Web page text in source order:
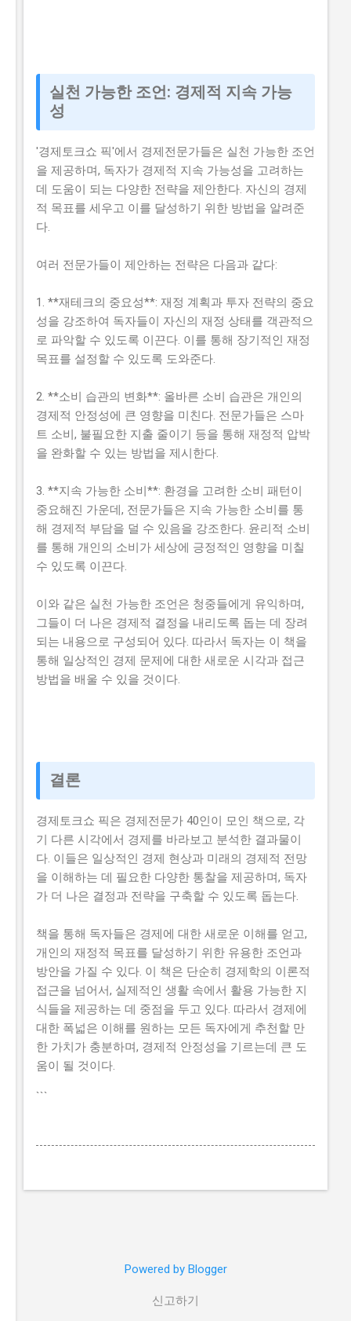
실천 가능한 조언: 경제적 지속 가능
성
'경제토크쇼 픽'에서 경제전문가들은 실천 가능한 조언
을 제공하며, 독자가 경제적 지속 가능성을 고려하는
데 도움이 되는 다양한 전략을 제안한다. 자신의 경제
적 목표를 세우고 이를 달성하기 위한 방법을 알려준
다.
여러 전문가들이 제안하는 전략은 다음과 같다:
1. **재테크의 중요성**: 재정 계획과 투자 전략의 중요
성을 강조하여 독자들이 자신의 재정 상태를 객관적으
로 파악할 수 있도록 이끈다. 이를 통해 장기적인 재정
목표를 설정할 수 있도록 도와준다.
2. **소비 습관의 변화**: 올바른 소비 습관은 개인의
경제적 안정성에 큰 영향을 미친다. 전문가들은 스마
트 소비, 불필요한 지출 줄이기 등을 통해 재정적 압박
을 완화할 수 있는 방법을 제시한다.
3. **지속 가능한 소비**: 환경을 고려한 소비 패턴이
중요해진 가운데, 전문가들은 지속 가능한 소비를 통
해 경제적 부담을 덜 수 있음을 강조한다. 윤리적 소비
를 통해 개인의 소비가 세상에 긍정적인 영향을 미칠
수 있도록 이끈다.
이와 같은 실천 가능한 조언은 청중들에게 유익하며,
그들이 더 나은 경제적 결정을 내리도록 돕는 데 장려
되는 내용으로 구성되어 있다. 따라서 독자는 이 책을
통해 일상적인 경제 문제에 대한 새로운 시각과 접근
방법을 배울 수 있을 것이다.
결론
경제토크쇼 픽은 경제전문가 40인이 모인 책으로, 각
기 다른 시각에서 경제를 바라보고 분석한 결과물이
다. 이들은 일상적인 경제 현상과 미래의 경제적 전망
을 이해하는 데 필요한 다양한 통찰을 제공하며, 독자
가 더 나은 결정과 전략을 구축할 수 있도록 돕는다.
책을 통해 독자들은 경제에 대한 새로운 이해를 얻고,
개인의 재정적 목표를 달성하기 위한 유용한 조언과
방안을 가질 수 있다. 이 책은 단순히 경제학의 이론적
접근을 넘어서, 실제적인 생활 속에서 활용 가능한 지
식들을 제공하는 데 중점을 두고 있다. 따라서 경제에
대한 폭넓은 이해를 원하는 모든 독자에게 추천할 만
한 가치가 충분하며, 경제적 안정성을 기르는데 큰 도
움이 될 것이다.
```
Powered by Blogger
신고하기